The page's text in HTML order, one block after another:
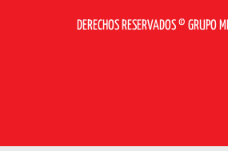
DERECHOS RESERVADOS © GRUPO